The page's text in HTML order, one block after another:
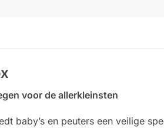
voor de allerkleinsten
baby’s en peuters een veilige